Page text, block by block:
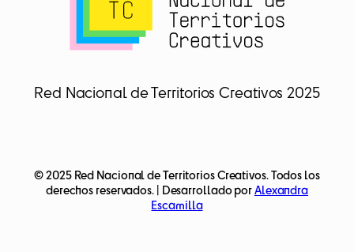
Red Nacional de Territorios Creativos 2025
© 2025 Red Nacional de Territorios Creativos. Todos los
derechos reservados. | Desarrollado porAlexandra
Escamilla